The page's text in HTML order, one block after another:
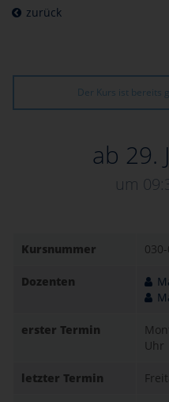
zurück
Der Kurs ist bereits
ab 29.
um
Kursnummer
Dozenten
erster Termin
Uhr
letzter Termin